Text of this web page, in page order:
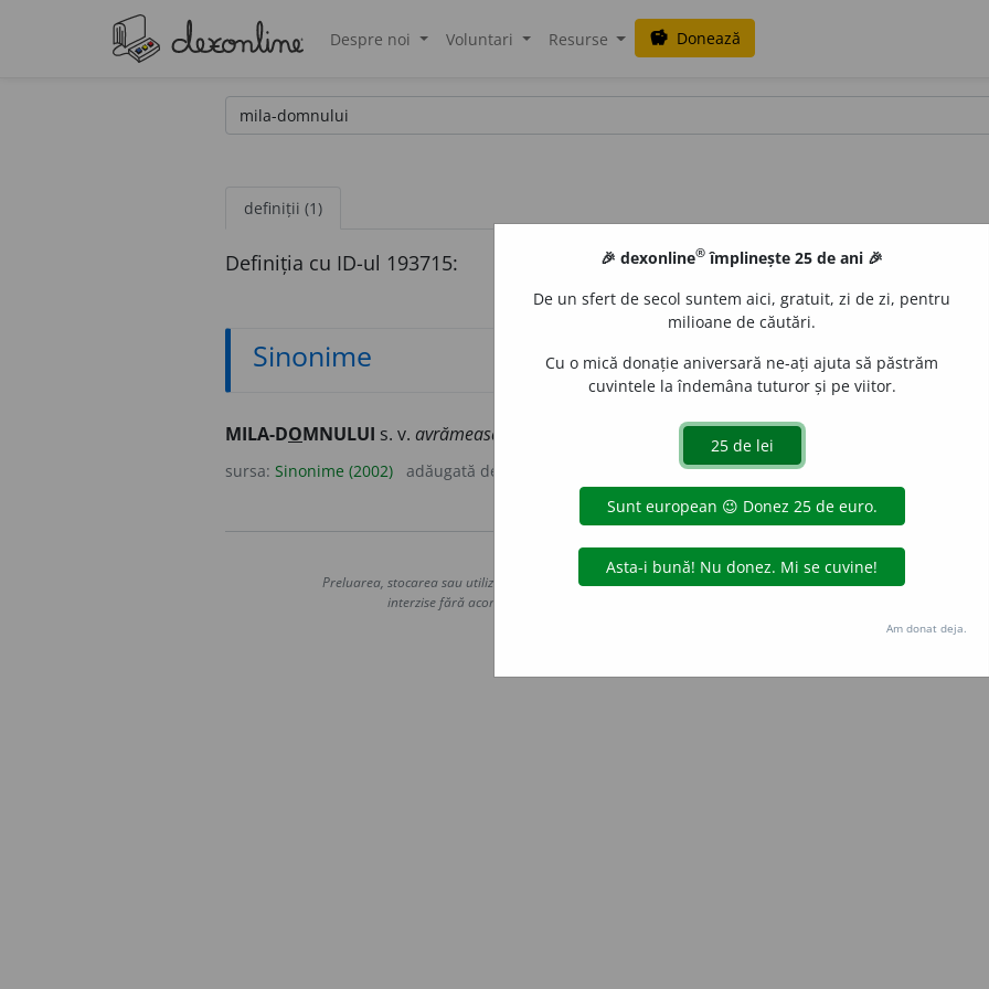
Despre noi Voluntari Resurse savings Donează
definiții (1)
Definiția cu ID-ul 193715:
Sinonime
MILA-DOMNULUI s. v. avrămeasă, avrămească, veninariță.
sursa: Sinonime (2002) adăugată de
Copyright © 2004-2026 dexonline (https://dexonline.ro)
Preluarea, stocarea sau utilizarea datelor de pe acest site, inclusiv prin orice metode de extragere automată
interzise fără acordul nostru prealabil scris, cu excepția seturilor de date oferite oficial spre utilizare
Hosterion
🎉 dexonline® împlinește 25 de ani 🎉
De un sfert de secol suntem aici, gratuit, zi de zi, pentru
milioane de căutări.
Cu o mică donație aniversară ne-ați ajuta să păstrăm
cuvintele la îndemâna tuturor și pe viitor.
Am donat deja.